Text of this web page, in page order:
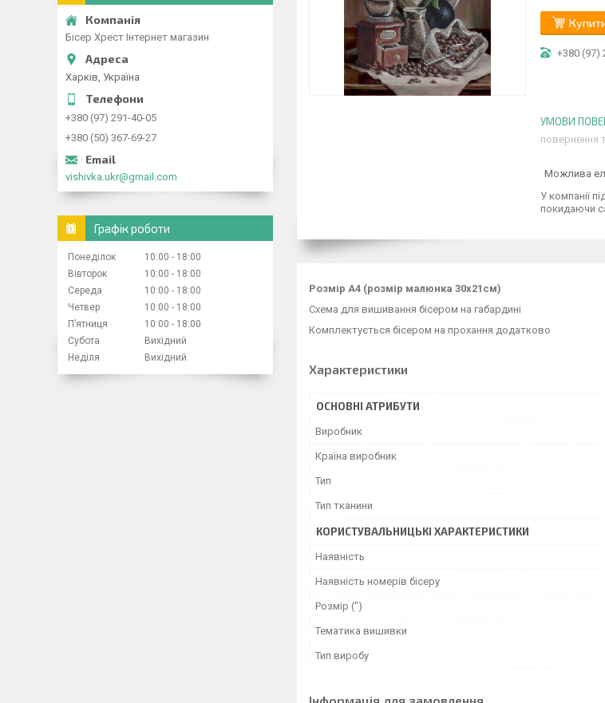
+380 (97)
повернення
У компанії
покидаючи
Розмір А4 (розмір малюнка 30х21см)
Схема для вишивання бісером на габардині
Комплектується бісером на прохання додатково
Характеристики
ОСНОВНІ АТРИБУТИ
Виробник
Країна виробник
Тип
Тип тканини
КОРИСТУВАЛЬНИЦЬКІ ХАРАКТЕРИСТИКИ
Наявність
Наявність номерів бісеру
Розмір (")
Тематика вишивки
Тип виробу
Інформація для замовлення
Бісер Хрест Інтернет магазин
Харків, Україна
+380 (97) 291-40-05
+380 (50) 367-69-27
vishivka.ukr@gmail.com
Графік роботи
Понеділок 10:00
18:00
Вівторок
10:00
18:00
Середа
10:00
18:00
Четвер
10:00
18:00
Пʼятниця
10:00
18:00
Субота
Вихідний
Неділя
Вихідний